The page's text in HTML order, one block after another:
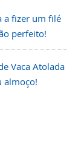
a fizer um filé
perfeito!
Vaca Atolada
almoço!